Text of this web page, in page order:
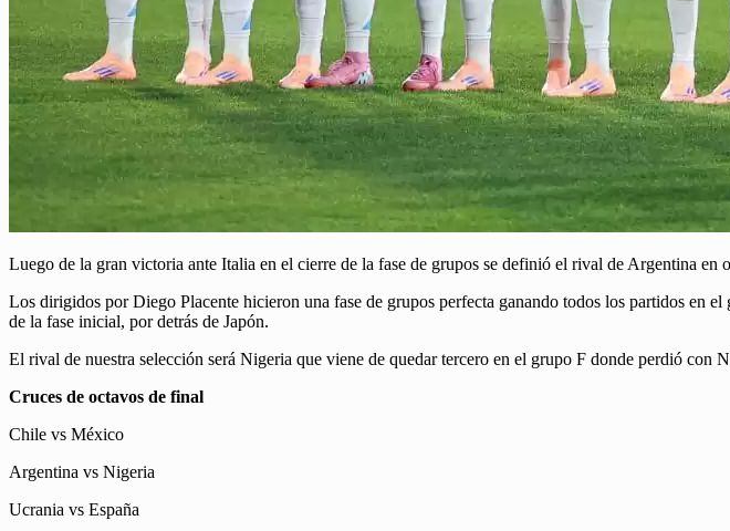
Luego de la gran victoria ante Italia en el cierre de la fase de grupos se definió el rival de Argentina en
Los dirigidos por Diego Placente hicieron una fase de grupos perfecta ganando todos los partidos en
de la fase inicial, por detrás de Japón.
El rival de nuestra selección será Nigeria que viene de quedar tercero en el grupo F donde perdió con
Cruces de octavos de final
Chile vs México
Argentina vs Nigeria
Ucrania vs España